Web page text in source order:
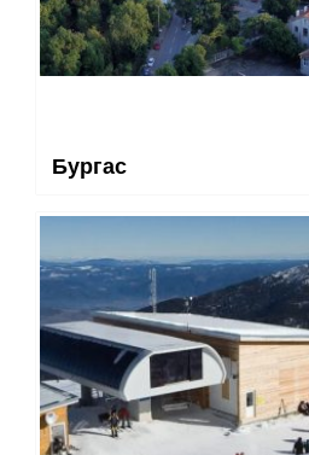
Бургас